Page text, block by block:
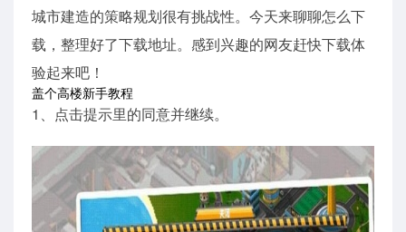
城市建造的策略规划很有挑战性。今天来聊聊怎么下
载，整理好了下载地址。感到兴趣的网友赶快下载体
验起来吧！
盖个高楼新手教程
1、点击提示里的同意并继续。